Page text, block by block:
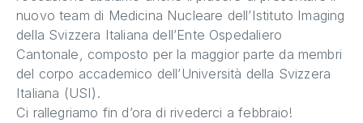
nuovo team di Medicina Nucleare dell’Istituto Imaging
della Svizzera Italiana dell’Ente Ospedaliero
Cantonale, composto per la maggior parte da membri
del corpo accademico dell’Università della Svizzera
Italiana (USI).
Ci rallegriamo fin d’ora di rivederci a febbraio!